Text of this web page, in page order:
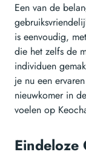
Een van de
is eenvoudig,
die het zelfs de
individuen
je nu een
nieuwkomer in
voelen op
Eindeloze